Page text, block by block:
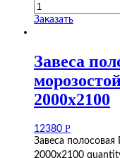
Заказать
Завеса
2000х2100
12380 Р
Завеса
2000х2100